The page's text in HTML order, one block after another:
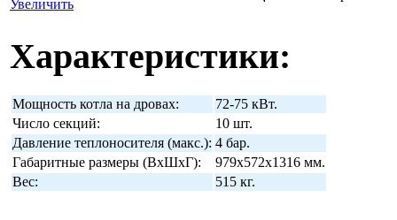
Увеличить
Характеристики:
Мощность котла на дровах:
72-75 кВт.
Число секций:
10 шт.
Давление теплоносителя (макс.): 4 бар.
Габаритные размеры (ВхШхГ):
979x572x1316 мм.
Вес:
515 кг.